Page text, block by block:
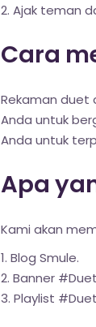
Ajak teman
Cara
Rekaman duet
Anda untuk
Anda untuk
Apa
Kami akan
Blog Smule.
Banner
Playlist